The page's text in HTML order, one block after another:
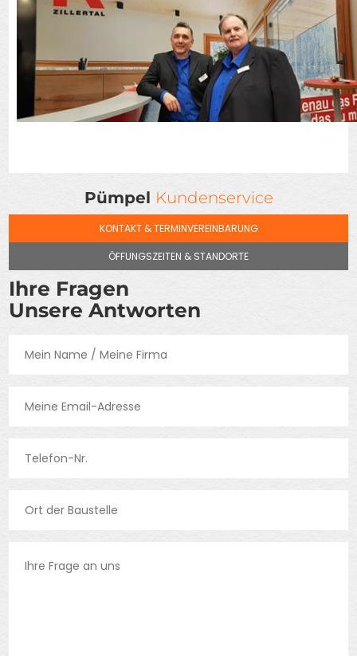
Pümpel Kundenservice
KONTAKT & TERMINVEREINBARUNG
ÖFFUNGSZEITEN & STANDORTE
Ihre Fragen
Unsere Antworten